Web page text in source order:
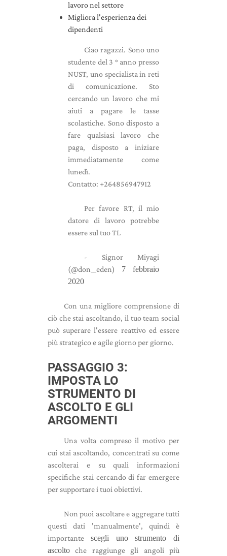
lavoro nel settore
Migliora l'esperienza dei
dipendenti
Ciao ragazzi. Sono uno
studente del 3 ° anno presso
NUST, uno specialista in reti
di comunicazione. Sto
cercando un lavoro che mi
aiuti a pagare le tasse
scolastiche. Sono disposto a
fare qualsiasi lavoro che
paga, disposto a iniziare
immediatamente come
lunedì.
Contatto: +264856947912
Per favore RT, il mio
datore di lavoro potrebbe
essere sul tuo TL
- Signor Miyagi
(@don__eden) 7 febbraio
2020
Con una migliore comprensione di
ciò che stai ascoltando, il tuo team social
può superare l'essere reattivo ed essere
più strategico e agile giorno per giorno.
PASSAGGIO 3:
IMPOSTA LO
STRUMENTO DI
ASCOLTO E GLI
ARGOMENTI
Una volta compreso il motivo per
cui stai ascoltando, concentrati su come
ascolterai e su quali informazioni
specifiche stai cercando di far emergere
per supportare i tuoi obiettivi.
Non puoi ascoltare e aggregare tutti
questi dati 'manualmente', quindi è
importante
scegli uno strumento di
ascolto
che raggiunge gli angoli più